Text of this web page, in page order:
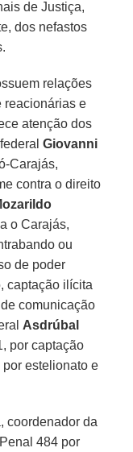
de Justiça,
dos nefastos
relações
reacionárias e
atenção dos
federalGiovanni
Carajás,
contra o direito
o Carajás,
ou
de poder
captação ilícita
comunicação
Asdrúbal
por captação
estelionato e
coordenador da
484 por